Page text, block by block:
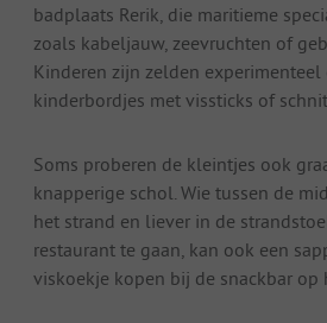
badplaats Rerik, die maritieme
zoals kabeljauw, zeevruchten of
Kinderen zijn zelden
kinderbordjes met vissticks of
Soms proberen de kleintjes ook
knapperige schol. Wie tussen de
het strand en liever in de
restaurant te gaan, kan ook een
viskoekje kopen bij de snackbar op